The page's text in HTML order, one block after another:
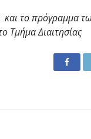
και το πρόγραμμα
Τμήμα Διαιτησίας